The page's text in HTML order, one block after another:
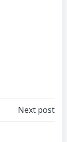
Next post